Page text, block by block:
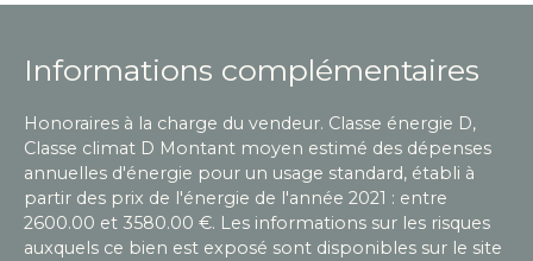
Informations complémentaires
Honoraires à la charge du vendeur. Classe énergie D,
Classe climat D Montant moyen estimé des dépenses
annuelles d'énergie pour un usage standard, établi à
partir des prix de l'énergie de l'année 2021 : entre
2600.00 et 3580.00 €. Les informations sur les risques
auxquels ce bien est exposé sont disponibles sur le site